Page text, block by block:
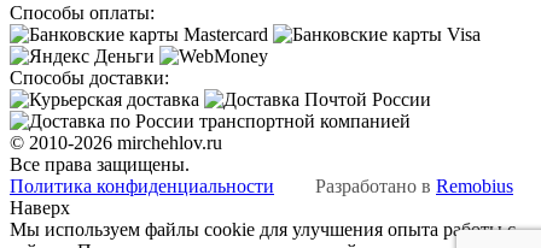
Способы оплаты:
Способы доставки:
© 2010-2026 mirchehlov.ru
Все права защищены.
Политика конфиденциальности
Разработано в Remobius
Наверх
Мы используем файлы cookie для улучшения опыта работы с